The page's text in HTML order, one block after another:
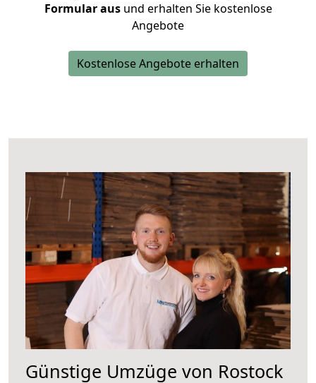
Formular ausund erhalten Sie kostenlose
Angebote
Kostenlose Angebote erhalten
Günstige Umzüge von Rostock